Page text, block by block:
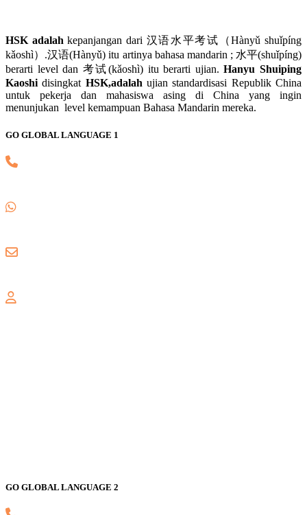
HSK adalahkepanjangan dari 汉语水平考试（Hànyǔ shuǐpíng
kǎoshì）.汉语(Hànyǔ) itu artinya bahasa mandarin ; 水平(shuǐpíng)
berarti level dan 考试(kǎoshì) itu berarti ujian.Hanyu Shuiping
Kaoshidisingkat HSK,adalahujian standardisasi Republik China
untuk pekerja dan mahasiswa asing di China yang ingin
menunjukan level kemampuan Bahasa Mandarin mereka.
GO GLOBAL LANGUAGE 1
GO GLOBAL LANGUAGE 2